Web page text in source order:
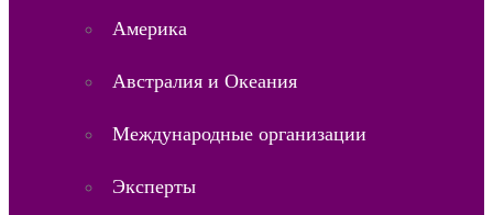
Америка
Австралия и Океания
Международные организации
Эксперты